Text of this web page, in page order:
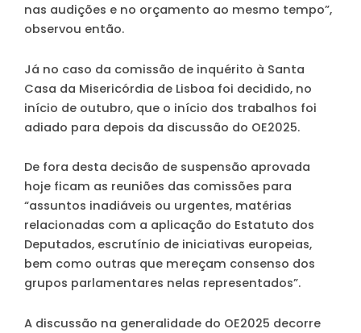
nas audições e no orçamento ao mesmo tempo”,
observou então.
Já no caso da comissão de inquérito à Santa
Casa da Misericórdia de Lisboa foi decidido, no
início de outubro, que o início dos trabalhos foi
adiado para depois da discussão do OE2025.
De fora desta decisão de suspensão aprovada
hoje ficam as reuniões das comissões para
“assuntos inadiáveis ou urgentes, matérias
relacionadas com a aplicação do Estatuto dos
Deputados, escrutínio de iniciativas europeias,
bem como outras que mereçam consenso dos
grupos parlamentares nelas representados”.
A discussão na generalidade do OE2025 decorre